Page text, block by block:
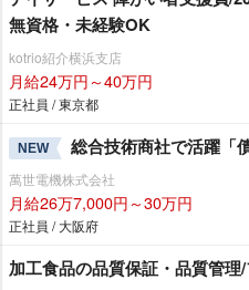
無資格・未経験OK
kotrio紹介横浜支店
月給24万円～40万円
正社員 / 東京都
NEW 総合技術商社で活躍「
萬世電機株式会社
月給26万7,000円～30万円
正社員 / 大阪府
加工食品の品質保証・品質管